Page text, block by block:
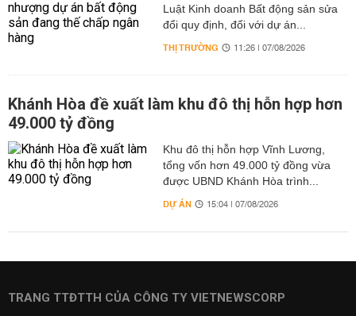
Luật Kinh doanh Bất động sản sửa
đổi quy định, đối với dự án...
THỊ TRƯỜNG 11:26 | 07/08/2026
Khánh Hòa đề xuất làm khu đô thị hỗn hợp hơn
49.000 tỷ đồng
Khu đô thị hỗn hợp Vĩnh Lương,
tổng vốn hơn 49.000 tỷ đồng vừa
được UBND Khánh Hòa trình...
DỰ ÁN 15:04 | 07/08/2026
TRANG TTĐTTH CỦA CÔNG TY VIETNEWSCORP